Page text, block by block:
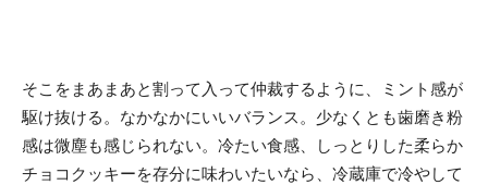
そこをまあまあと割って入って仲裁するように、ミント感が
駆け抜ける。なかなかにいいバランス。少なくとも歯磨き粉
感は微塵も感じられない。冷たい食感、しっとりした柔らか
チョコクッキーを存分に味わいたいなら、冷蔵庫で冷やして